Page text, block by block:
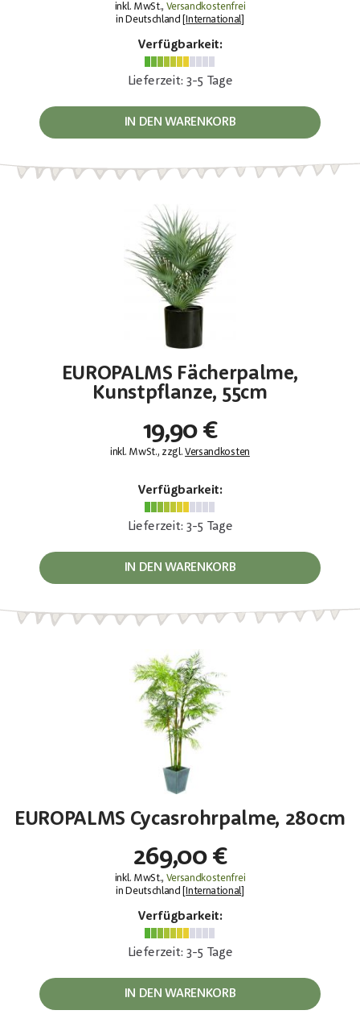
inkl. MwSt., Versandkostenfrei
in Deutschland [
International
Verfügbarkeit:
Lieferzeit: 3-5 Tage
IN DEN WARENKORB
EUROPALMS Fächerpalme,
Kunstpflanze, 55cm
19,90 €
inkl. MwSt., zzgl.Versandkosten
Verfügbarkeit:
Lieferzeit: 3-5 Tage
IN DEN WARENKORB
EUROPALMS Cycasrohrpalme, 280cm
269,00 €
inkl. MwSt., Versandkostenfrei
in Deutschland [
International
Verfügbarkeit:
Lieferzeit: 3-5 Tage
IN DEN WARENKORB